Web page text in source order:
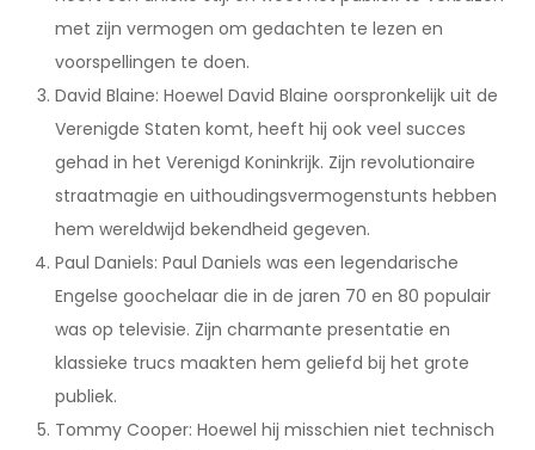
met zijn vermogen om gedachten te lezen en
voorspellingen te doen.
David Blaine: Hoewel David Blaine oorspronkelijk uit de
Verenigde Staten komt, heeft hij ook veel succes
gehad in het Verenigd Koninkrijk. Zijn revolutionaire
straatmagie en uithoudingsvermogenstunts hebben
hem wereldwijd bekendheid gegeven.
Paul Daniels: Paul Daniels was een legendarische
Engelse goochelaar die in de jaren 70 en 80 populair
was op televisie. Zijn charmante presentatie en
klassieke trucs maakten hem geliefd bij het grote
publiek.
Tommy Cooper: Hoewel hij misschien niet technisch